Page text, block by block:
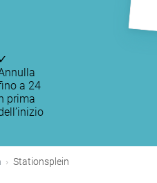
✓
a 24
prima
Stationsplein